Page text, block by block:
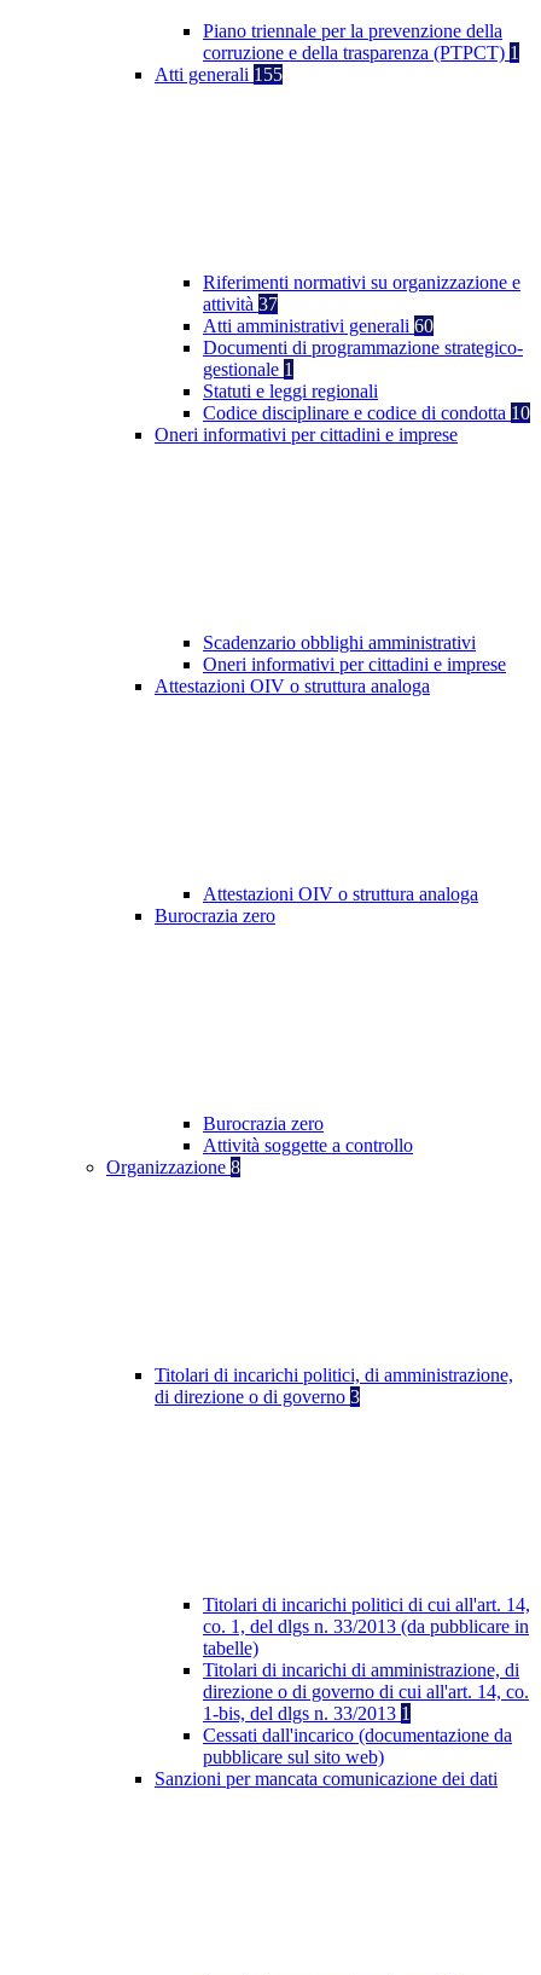
Piano triennale per la prevenzione della
corruzione e della trasparenza (PTPCT) 1
Atti generali 155
Riferimenti normativi su organizzazione e
attività 37
Atti amministrativi generali 60
Documenti di programmazione strategico-
gestionale 1
Statuti e leggi regionali
Codice disciplinare e codice di condotta 10
Oneri informativi per cittadini e imprese
Scadenzario obblighi amministrativi
Oneri informativi per cittadini e imprese
Attestazioni OIV o struttura analoga
Attestazioni OIV o struttura analoga
Burocrazia zero
Burocrazia zero
Attività soggette a controllo
Organizzazione 8
Titolari di incarichi politici, di amministrazione,
di direzione o di governo 3
Titolari di incarichi politici di cui all'art. 14,
co. 1, del dlgs n. 33/2013 (da pubblicare in
tabelle)
Titolari di incarichi di amministrazione, di
direzione o di governo di cui all'art. 14, co.
1-bis, del dlgs n. 33/2013 1
Cessati dall'incarico (documentazione da
pubblicare sul sito web)
Sanzioni per mancata comunicazione dei dati